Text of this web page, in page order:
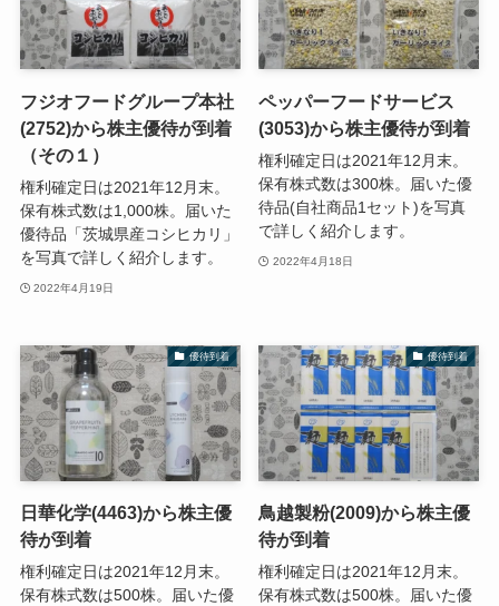
フジオフードグループ本社
(2752)から株主優待が到着
（その１）
権利確定日は2021年12月末。
保有株式数は1,000株。届いた
優待品「茨城県産コシヒカリ」
を写真で詳しく紹介します。
2022年4月19日
ペッパーフードサービス
(3053)から株主優待が到着
権利確定日は2021年12月末。
保有株式数は300株。届いた優
待品(自社商品1セット)を写真
で詳しく紹介します。
2022年4月18日
優待到着
日華化学(4463)から株主優
待が到着
権利確定日は2021年12月末。
保有株式数は500株。届いた優
優待到着
鳥越製粉(2009)から株主優
待が到着
権利確定日は2021年12月末。
保有株式数は500株。届いた優